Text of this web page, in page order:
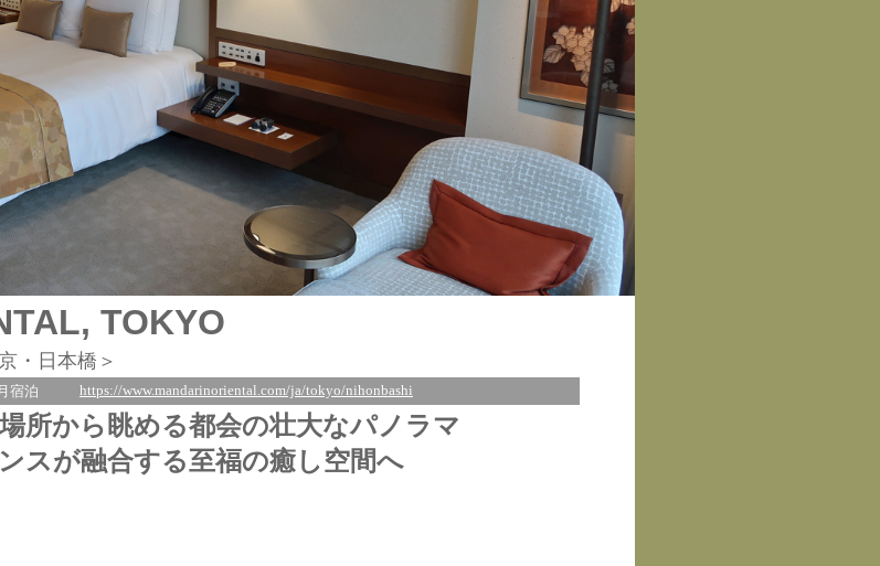
TOKYO
・日本橋＞
宿泊 https://www.mandarinoriental.com/ja/tokyo/nihonbashi
所から眺める都会の壮大なパノラマ
スが融合する至福の癒し空間へ